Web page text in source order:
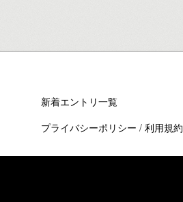
新着エントリ一覧
プライバシーポリシー / 利用規約